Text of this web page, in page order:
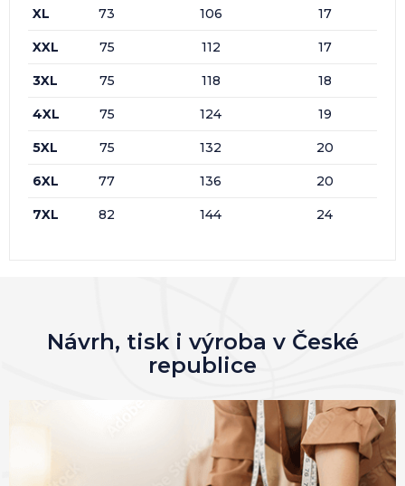
XL 73 106 17
XXL 75 112 17
3XL 75 118 18
4XL 75 124 19
5XL 75 132 20
6XL 77 136 20
7XL 82 144 24
Návrh, tisk i výroba v České
republice